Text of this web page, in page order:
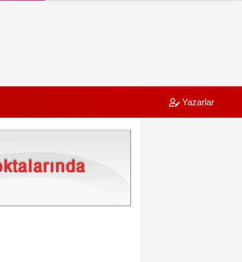
Yazarlar